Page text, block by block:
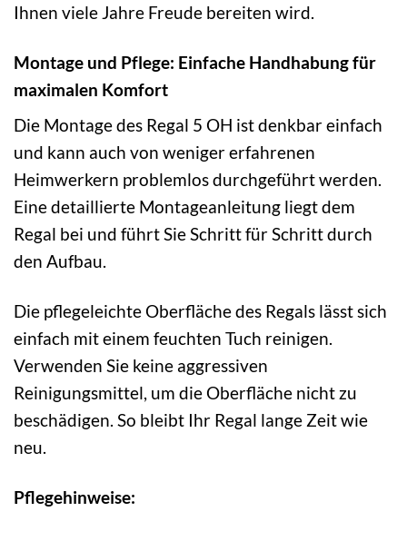
Ihnen viele Jahre Freude bereiten wird.
Montage und Pflege: Einfache Handhabung für
maximalen Komfort
Die Montage des Regal 5 OH ist denkbar einfach
und kann auch von weniger erfahrenen
Heimwerkern problemlos durchgeführt werden.
Eine detaillierte Montageanleitung liegt dem
Regal bei und führt Sie Schritt für Schritt durch
den Aufbau.
Die pflegeleichte Oberfläche des Regals lässt sich
einfach mit einem feuchten Tuch reinigen.
Verwenden Sie keine aggressiven
Reinigungsmittel, um die Oberfläche nicht zu
beschädigen. So bleibt Ihr Regal lange Zeit wie
neu.
Pflegehinweise: